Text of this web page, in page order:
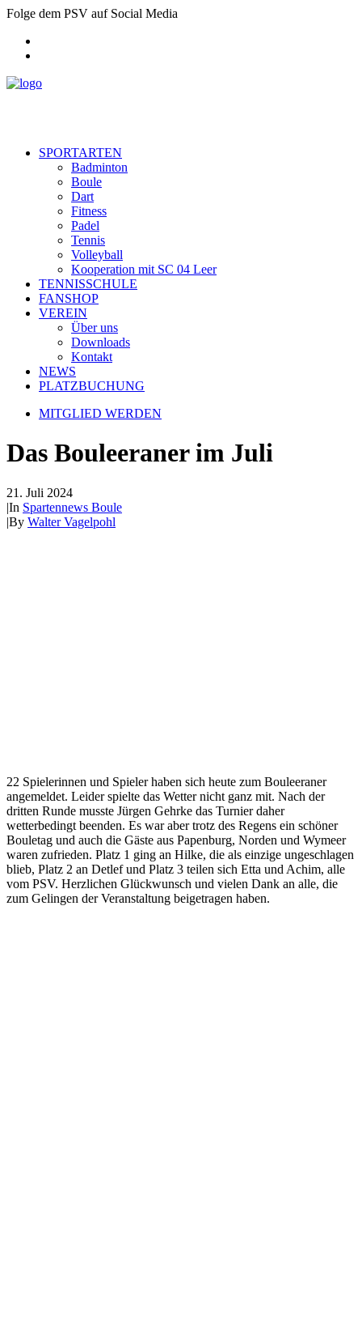
Folge dem PSV auf Social Media
SPORTARTEN
Badminton
Boule
Dart
Fitness
Padel
Tennis
Volleyball
Kooperation mit SC 04 Leer
TENNISSCHULE
FANSHOP
VEREIN
Über uns
Downloads
Kontakt
NEWS
PLATZBUCHUNG
MITGLIED WERDEN
Das Bouleeraner im Juli
21. Juli 2024
|In Spartennews Boule
|By Walter Vagelpohl
22 Spielerinnen und Spieler haben sich heute zum Bouleeraner
angemeldet. Leider spielte das Wetter nicht ganz mit. Nach der
dritten Runde musste Jürgen Gehrke das Turnier daher
wetterbedingt beenden. Es war aber trotz des Regens ein schöner
Bouletag und auch die Gäste aus Papenburg, Norden und Wymeer
waren zufrieden. Platz 1 ging an Hilke, die als einzige ungeschlagen
blieb, Platz 2 an Detlef und Platz 3 teilen sich Etta und Achim, alle
vom PSV. Herzlichen Glückwunsch und vielen Dank an alle, die
zum Gelingen der Veranstaltung beigetragen haben.